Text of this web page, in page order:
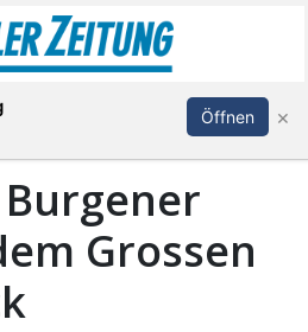
Anmelden
Grossen
Öffnen ×